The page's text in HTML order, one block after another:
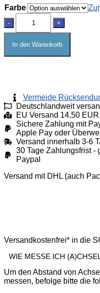
Farbe
-
Vibes“
–
Designed
+
In den Warenkorb
Vermeide
Deutschlandweit
EU Versand 14,50 EUR
Sichere Zahlung mit
Apple Pay oder
Versand innerhalb 3-6
30 Tage Zahlungsfrist -
Paypal
Versand mit DHL (auch
Versandkostenfrei* in die
WIE MESSE ICH
Um den Abstand von
messen, befolge bitte die